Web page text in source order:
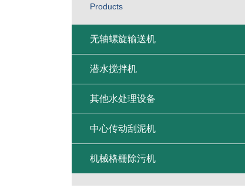
Products
无轴螺旋输送机
潜水搅拌机
其他水处理设备
中心传动刮泥机
机械格栅除污机